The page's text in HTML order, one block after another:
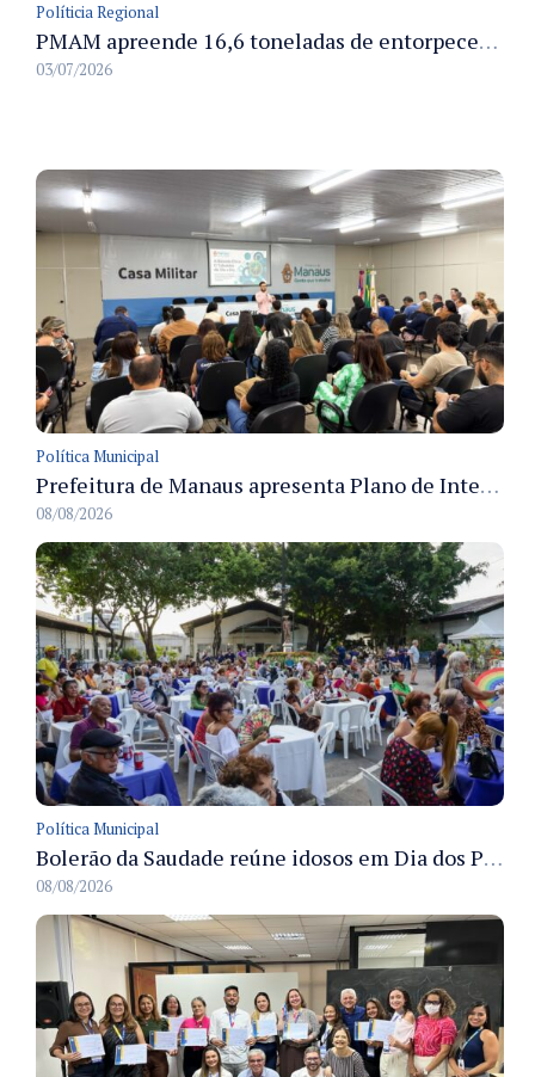
Políticia Regional
PMAM apreende 16,6 toneladas de entorpecentes e registra aumento nas prisões em flagrante e nas capturas de foragidos no primeiro semestre de 2026
03/07/2026
Política Municipal
Prefeitura de Manaus apresenta Plano de Integridade da CGM e qualifica servidores para governança e conformidade no biênio 2027-2028
08/08/2026
Política Municipal
Bolerão da Saudade reúne idosos em Dia dos Pais promovido pela Fundação Dr. Thomas em Manaus
08/08/2026